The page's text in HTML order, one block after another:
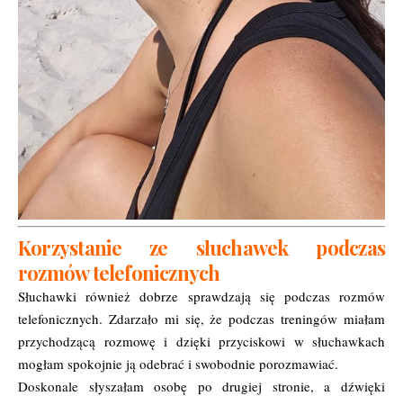
Korzystanie ze słuchawek podczas
rozmów telefonicznych
Słuchawki również dobrze sprawdzają się podczas rozmów
telefonicznych. Zdarzało mi się, że podczas treningów miałam
przychodzącą rozmowę i dzięki przyciskowi w słuchawkach
mogłam spokojnie ją odebrać i swobodnie porozmawiać.
Doskonale słyszałam osobę po drugiej stronie, a dźwięki